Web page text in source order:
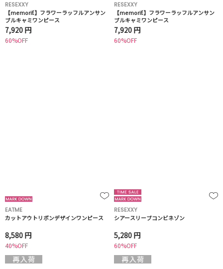
RESEXXY
【memorif.】フラワーラッフルアンサン
ブルキャミワンピース
7,920 円
60%OFF
RESEXXY
【memorif.】フラワーラッフルアンサン
ブルキャミワンピース
7,920 円
60%OFF
EATME
カットアウトリボンデザインワンピース
8,580 円
40%OFF
RESEXXY
シアースリーブコンビネゾン
5,280 円
60%OFF